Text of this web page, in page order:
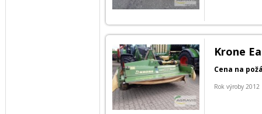
Krone
Cena na
Rok výroby 2012